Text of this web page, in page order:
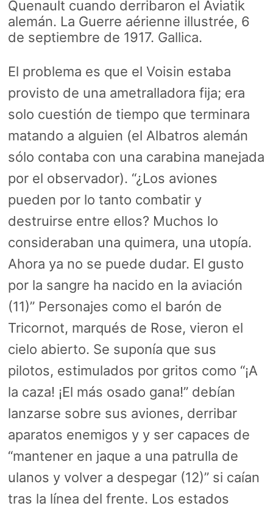
Quenault cuando derribaron el Aviatik
alemán. La Guerre aérienne illustrée, 6
de septiembre de 1917. Gallica.
El problema es que el Voisin estaba
provisto de una ametralladora fija; era
solo cuestión de tiempo que terminara
matando a alguien (el Albatros alemán
sólo contaba con una carabina manejada
por el observador). “¿Los aviones
pueden por lo tanto combatir y
destruirse entre ellos? Muchos lo
consideraban una quimera, una utopía.
Ahora ya no se puede dudar. El gusto
por la sangre ha nacido en la aviación
(11)” Personajes como el barón de
Tricornot, marqués de Rose, vieron el
cielo abierto. Se suponía que sus
pilotos, estimulados por gritos como “¡A
la caza! ¡El más osado gana!” debían
lanzarse sobre sus aviones, derribar
aparatos enemigos y y ser capaces de
“mantener en jaque a una patrulla de
ulanos y volver a despegar (12)” si caían
tras la línea del frente. Los estados